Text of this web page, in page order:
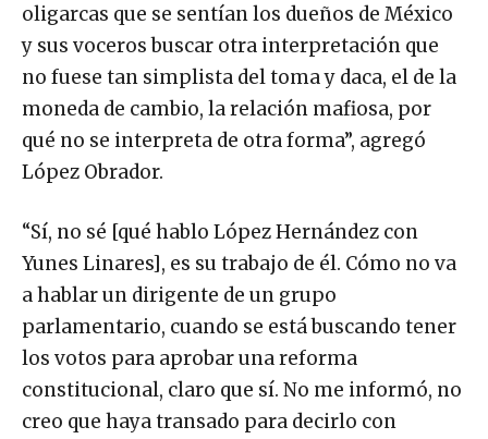
oligarcas que se sentían los dueños de México
y sus voceros buscar otra interpretación que
no fuese tan simplista del toma y daca, el de la
moneda de cambio, la relación mafiosa, por
qué no se interpreta de otra forma”, agregó
López Obrador.
“Sí, no sé [qué hablo López Hernández con
Yunes Linares], es su trabajo de él. Cómo no va
a hablar un dirigente de un grupo
parlamentario, cuando se está buscando tener
los votos para aprobar una reforma
constitucional, claro que sí. No me informó, no
creo que haya transado para decirlo con